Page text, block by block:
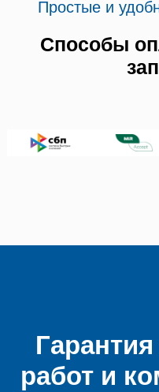
Простые и
Способы
работ и